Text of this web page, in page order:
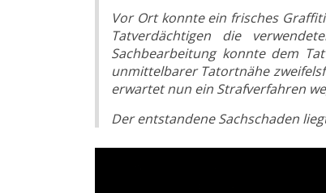
Vor Ort konnte ein frisches
Tatverdächtigen die
Sachbearbeitung konnte dem
unmittelbarer Tatortnähe
erwartet nun ein Strafverfahren
Der entstandene Sachschaden